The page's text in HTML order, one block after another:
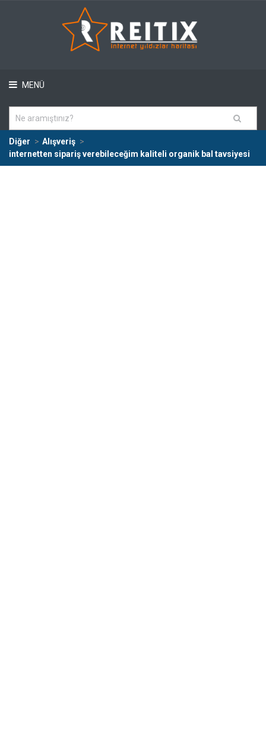
MENÜ
Diğer
Alışveriş
internetten sipariş verebileceğim kaliteli organik bal tavsiyesi